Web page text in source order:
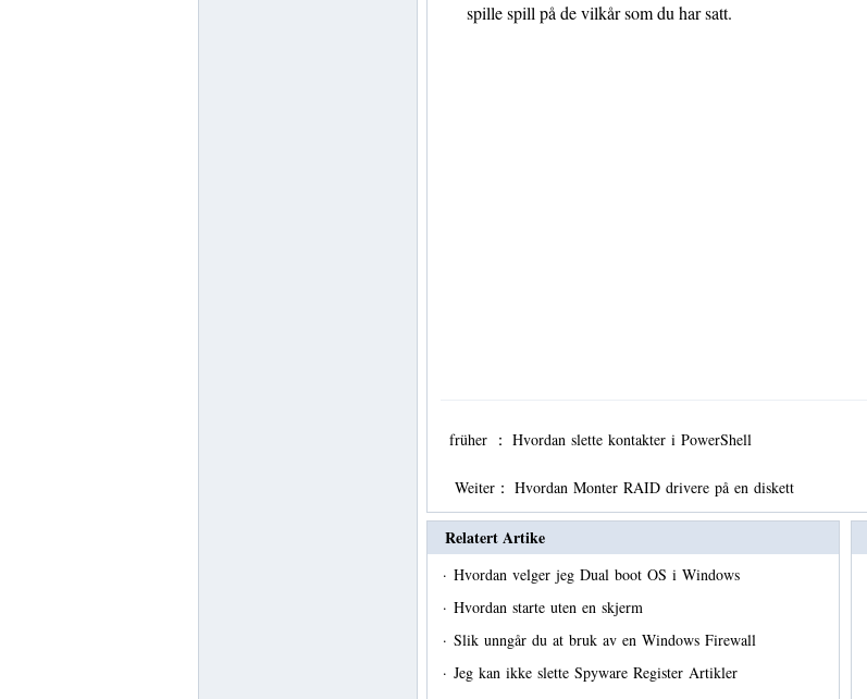
spille spill på de vilkår som du har satt.
früher ： Hvordan slette kontakter i PowerShell
Weiter： Hvordan Monter RAID drivere på en diskett
Relatert Artike
· Hvordan velger jeg Dual boot OS i Windows
· Hvordan starte uten en skjerm
· Slik unngår du at bruk av en Windows Firewall
· Jeg kan ikke slette Spyware Register Artikler